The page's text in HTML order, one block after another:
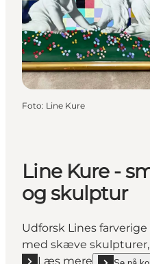
Foto: Line Kure
Line Kure -
og skulptur
Udforsk Lines
med skæve
Læs mere